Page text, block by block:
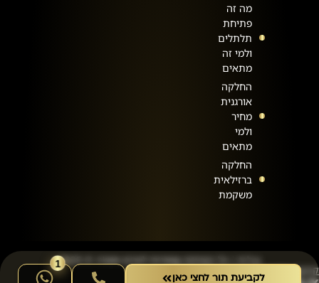
מה זה
פתיחת
תלתלים
ולמי זה
מתאים
החלקה
אורגנית
מחיר
ולמי
מתאים
החלקה
ברזילאית
משקמת
ט.ל.ח | כל הזכויות שמורות לאדם סמג’ה © 2025
קידום אורגני וממומן | SpiderWeb
עיצוב חווית משתמש - מיס דיגיטל
לקביעת תור לחצי כאן